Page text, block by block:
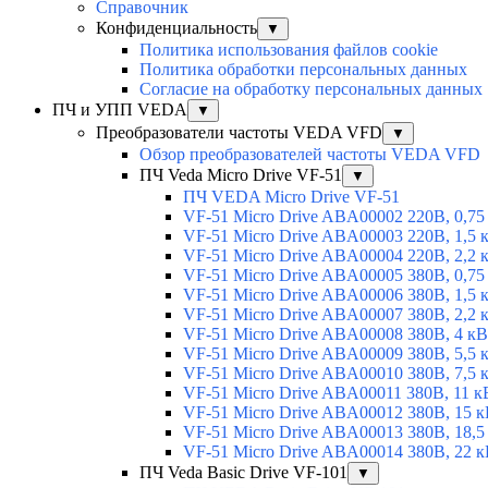
Справочник
Конфиденциальность
▼
Политика использования файлов cookie
Политика обработки персональных данных
Согласие на обработку персональных данных
ПЧ и УПП VEDA
▼
Преобразователи частоты VEDA VFD ▼
Обзор преобразователей частоты VEDA VFD
ПЧ Veda Micro Drive VF-51
▼
ПЧ VEDA Micro Drive VF-51
VF-51 Micro Drive ABA00002 220В,
VF-51 Micro Drive ABA00003 220В, 1,5
VF-51 Micro Drive ABA00004 220В, 2,2
VF-51 Micro Drive ABA00005 380В,
VF-51 Micro Drive ABA00006 380В, 1,5
VF-51 Micro Drive ABA00007 380В, 2,2
VF-51 Micro Drive ABA00008 380В, 4
VF-51 Micro Drive ABA00009 380В, 5,5
VF-51 Micro Drive ABA00010 380В, 7,5
VF-51 Micro Drive ABA00011 380В, 11
VF-51 Micro Drive ABA00012 380В, 15
VF-51 Micro Drive ABA00013 380В,
VF-51 Micro Drive ABA00014 380В, 22
ПЧ Veda Basic Drive VF-101
▼